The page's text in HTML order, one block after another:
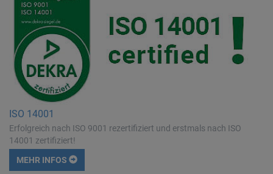
ISO 14001
Erfolgreich nach ISO 9001 rezertifiziert und erstmals nach ISO
14001 zertifiziert!
MEHR INFOS